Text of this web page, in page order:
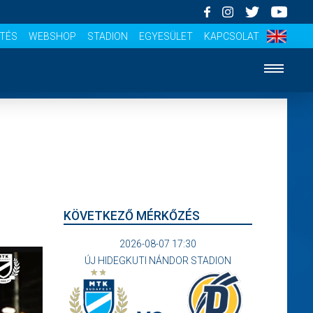
WEBSHOP STADION EGYESÜLET KAPCSOLAT
KÖVETKEZŐ MÉRKŐZÉS
2026-08-07 17:30
ÚJ HIDEGKUTI NÁNDOR STADION